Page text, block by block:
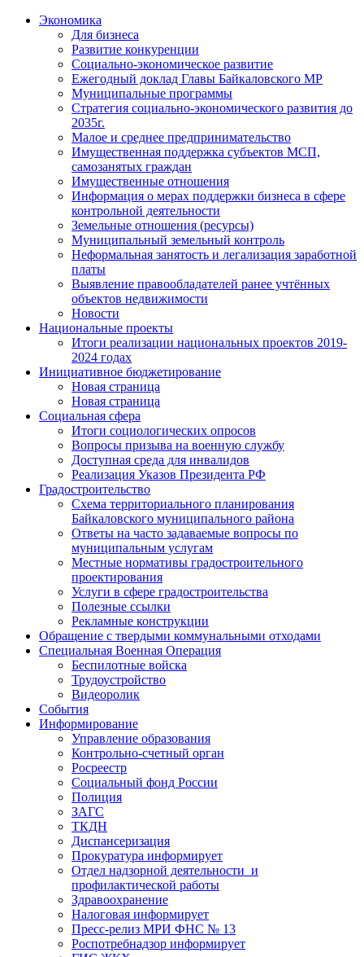
Экономика
Для бизнеса
Развитие конкуренции
Социально-экономическое развитие
Ежегодный доклад Главы Байкаловского МР
Муниципальные программы
Стратегия социально-экономического развития до
2035г.
Малое и среднее предпринимательство
Имущественная поддержка субъектов МСП,
самозанятых граждан
Имущественные отношения
Информация о мерах поддержки бизнеса в сфере
контрольной деятельности
Земельные отношения (ресурсы)
Муниципальный земельный контроль
Неформальная занятость и легализация заработной
платы
Выявление правообладателей ранее учтённых
объектов недвижимости
Новости
Национальные проекты
Итоги реализации национальных проектов 2019-
2024 годах
Инициативное бюджетирование
Новая страница
Новая страница
Социальная сфера
Итоги социологических опросов
Вопросы призыва на военную службу
Доступная среда для инвалидов
Реализация Указов Президента РФ
Градостроительство
Схема территориального планирования
Байкаловского муниципального района
Ответы на часто задаваемые вопросы по
муниципальным услугам
Местные нормативы градостроительного
проектирования
Услуги в сфере градостроительства
Полезные ссылки
Рекламные конструкции
Обращение с твердыми коммунальными отходами
Специальная Военная Операция
Беспилотные войска
Трудоустройство
Видеоролик
События
Информирование
Управление образования
Контрольно-счетный орган
Росреестр
Социальный фонд России
Полиция
ЗАГС
ТКДН
Диспансеризация
Прокуратура информирует
Отдел надзорной деятельности и
профилактической работы
Здравоохранение
Налоговая информирует
Пресс-релиз МРИ ФНС № 13
Роспотребнадзор информирует